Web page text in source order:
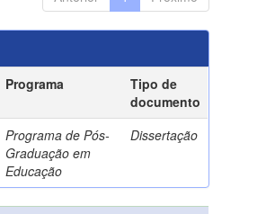
Programa
Tipo de
documento
Programa de Pós-
Graduação em
Educação
Dissertação